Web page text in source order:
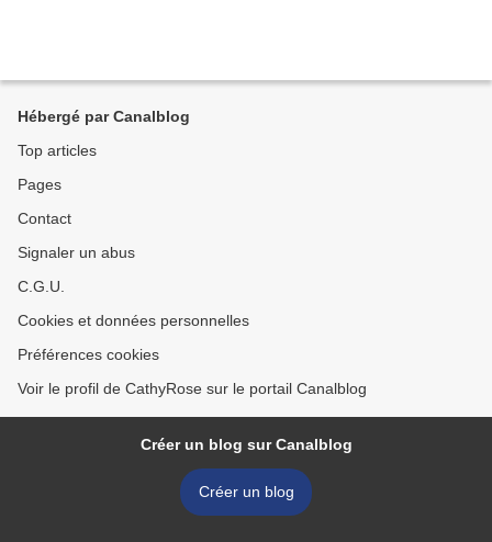
Hébergé par Canalblog
Top articles
Pages
Contact
Signaler un abus
C.G.U.
Cookies et données personnelles
Préférences cookies
Voir le profil de CathyRose sur le portail Canalblog
Créer un blog sur Canalblog
Créer un blog